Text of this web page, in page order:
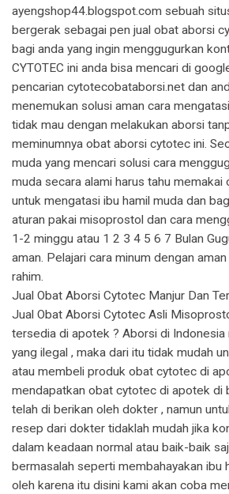
ayengshop44.blogspot.com sebuah
bergerak sebagai pen jual obat aborsi
bagi anda yang ingin menggugurkan
CYTOTEC ini anda bisa mencari di
pencarian cytotecobataborsi.net dan
menemukan solusi aman cara
tidak mau dengan melakukan aborsi
meminumnya obat aborsi cytotec ini.
muda yang mencari solusi cara
muda secara alami harus tahu
untuk mengatasi ibu hamil muda dan
aturan pakai misoprostol dan cara
1-2 minggu atau 1 2 3 4 5 6 7 Bulan
aman. Pelajari cara minum dengan
rahim.
Jual Obat Aborsi Cytotec Manjur Dan
Jual Obat Aborsi Cytotec Asli
tersedia di apotek ? Aborsi di Indonesia
yang ilegal , maka dari itu tidak mudah
atau membeli produk obat cytotec di
mendapatkan obat cytotec di apotek di
telah di berikan oleh dokter , namun
resep dari dokter tidaklah mudah jika
dalam keadaan normal atau baik-baik
bermasalah seperti membahayakan ibu
oleh karena itu disini kami akan coba